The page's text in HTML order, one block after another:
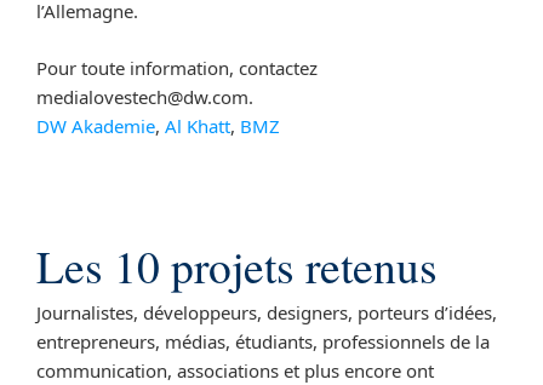
l’Allemagne.
Pour toute information, contactez
medialovestech@dw.com.
DW Akademie, Al Khatt, BMZ
Les 10 projets retenus
Journalistes, développeurs, designers, porteurs d’idées,
entrepreneurs, médias, étudiants, professionnels de la
communication, associations et plus encore ont